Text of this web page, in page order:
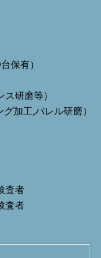
保有）
研磨等）
加工,バレル研磨）
査者
査者